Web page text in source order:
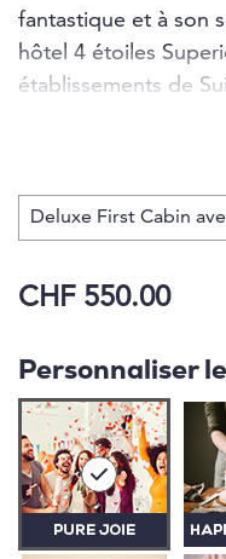
fantastique et à son
hôtel 4 étoiles
établissements de
outre 71 chambres,
beaux lieux de
sauna, avec vue
CHF 550.00
Personnaliser